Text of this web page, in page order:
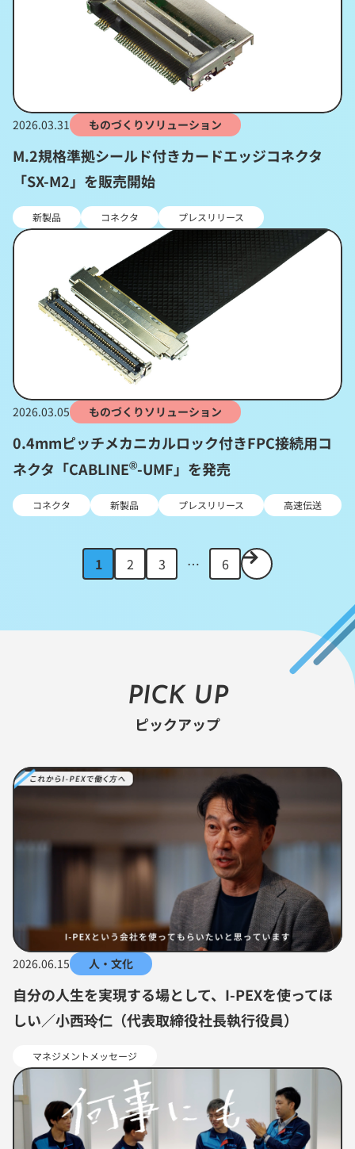
2026.03.31 ものづくりソリューション
M.2規格準拠シールド付きカードエッジコネクタ
「SX-M2」を販売開始
新製品 コネクタ プレスリリース
2026.03.05 ものづくりソリューション
0.4mmピッチメカニカルロック付きFPC接続用コ
ネクタ「CABLINE®-UMF」を発売
コネクタ 新製品 プレスリリース 高速伝送
1 2 3
省
て
い
ま
6
次
の
ジ
PICK UP
ピックアップ
2026.06.15 人・文化
自分の人生を実現する場として、I-PEXを使ってほ
しい／小西玲仁（代表取締役社長執行役員）
マネジメントメッセージ